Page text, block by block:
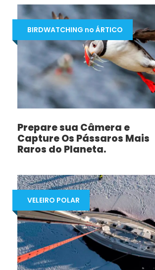
BIRDWATCHING no ÁRTICO
Prepare sua Câmera e
Capture Os Pássaros Mais
Raros do Planeta.
VELEIRO POLAR